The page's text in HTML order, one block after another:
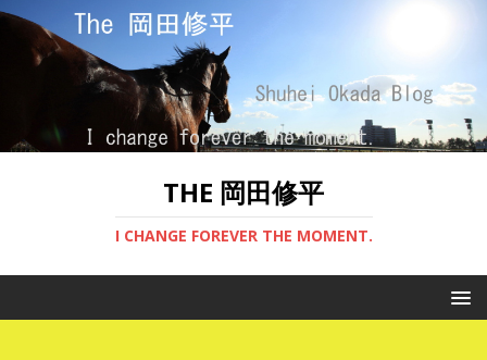
THE 岡田修平
I CHANGE FOREVER THE MOMENT.